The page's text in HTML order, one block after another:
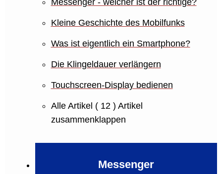
Kleine Geschichte des Mobilfunks
Was ist eigentlich ein Smartphone?
Die Klingeldauer verlängern
Touchscreen-Display bedienen
Alle Artikel ( 12 ) Artikel
zusammenklappen
Messenger